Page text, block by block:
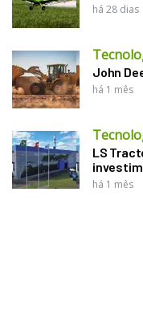
há 28 dias
John
há 1 mês
LS
há 1 mês